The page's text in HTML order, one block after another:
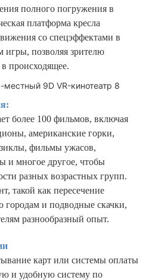
полного погружения в
платформа кресла
со спецэффектами в
игры, позволяя зрителю
происходящее.
более 100 фильмов, включая
американские горки,
фильмы ужасов,
и многое другое, чтобы
разных возрастных групп.
такой как пересечение
городам и подводные скачки,
разнообразный опыт.
карт или системы оплаты
и удобную систему по